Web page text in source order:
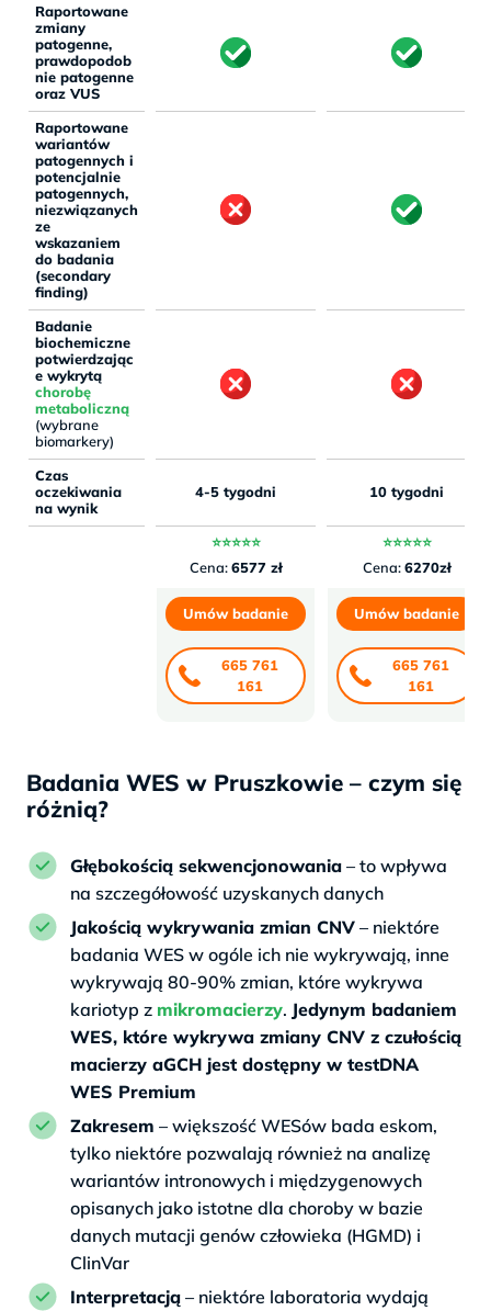
Raportowane
zmiany
patogenne,
prawdopodob
nie patogenne
oraz VUS
Raportowane
wariantów
patogennych i
potencjalnie
patogennych,
niezwiązanych
ze
wskazaniem
do badania
(secondary
finding)
Badanie
biochemiczne
potwierdzając
e wykrytą
chorobę
metaboliczną
(wybrane
biomarkery)
Czas
oczekiwania
na wynik
4-5 tygodni 10 tygodni
⭐⭐⭐⭐⭐
Cena:6577 zł
⭐⭐⭐⭐⭐
Cena:6270zł
Umów badanie
665 761
161
Umów badanie
665 761
161
Badania WES w Pruszkowie – czym się
różnią?
Głębokością sekwencjonowania – to wpływa
na szczegółowość uzyskanych danych
Jakością wykrywania zmian CNV – niektóre
badania WES w ogóle ich nie wykrywają, inne
wykrywają 80-90% zmian, które wykrywa
kariotyp z mikromacierzy. Jedynym badaniem
WES, które wykrywa zmiany CNV z czułością
macierzy aGCH jest dostępny w testDNA
WES Premium
Zakresem – większość WESów bada eskom,
tylko niektóre pozwalają również na analizę
wariantów intronowych i międzygenowych
opisanych jako istotne dla choroby w bazie
danych mutacji genów człowieka (HGMD) i
ClinVar
Interpretacją – niektóre laboratoria wydają